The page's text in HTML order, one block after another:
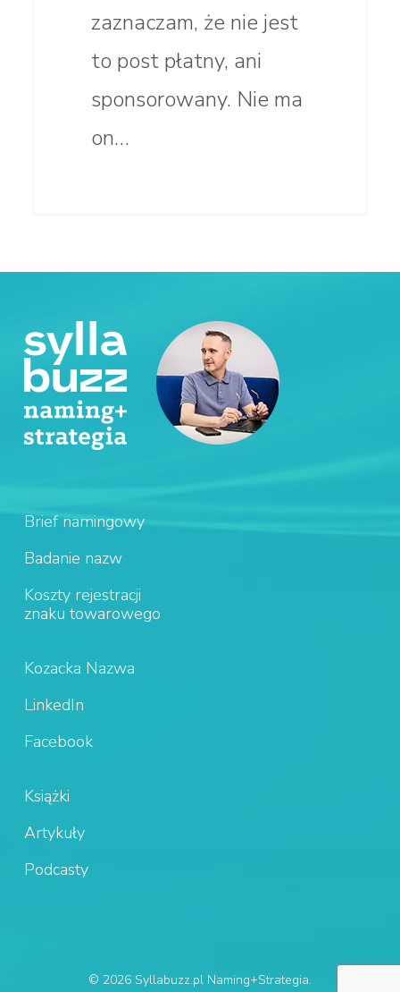
zaznaczam, że nie jest
to post płatny, ani
sponsorowany. Nie ma
on…
Brief namingowy
Badanie nazw
Koszty rejestracji
znaku towarowego
Kozacka Nazwa
LinkedIn
Facebook
Książki
Artykuły
Podcasty
© 2026 Syllabuzz.pl Naming+Strategia.